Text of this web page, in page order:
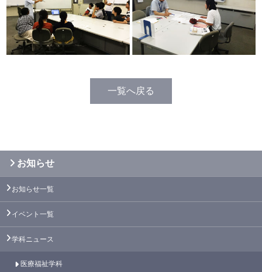
一覧へ戻る
お知らせ
お知らせ一覧
イベント一覧
学科ニュース
医療福祉学科